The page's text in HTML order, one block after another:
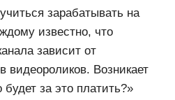
зарабатывать на
известно, что
зависит от
видеороликов. Возникает
за это платить?»